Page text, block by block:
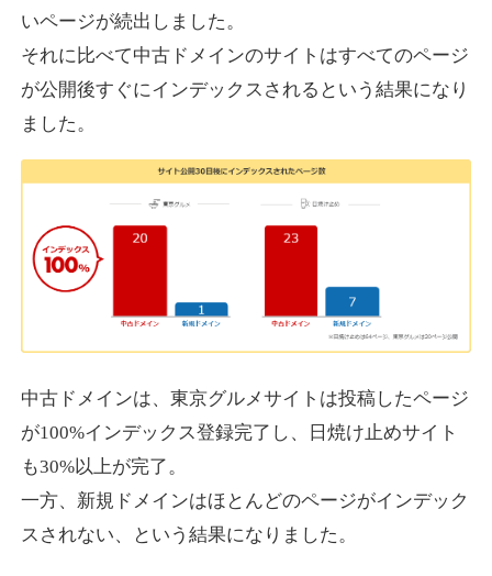
詳細を見る
designcrave.com
ジャンル
DA38
詳細を見る
actagainstaids.com
ジャンルその他
DA38 外部リンク数527 ドメイン年齢26年
10,800円 入札 0件
express-soft.com
いページが続出しました。
それに比べて中古ドメインのサイトはすべてのページ
が公開後すぐにインデックスされるという結果になり
ました。
中古ドメインは、東京グルメサイトは投稿したページ
が100%インデックス登録完了し、日焼け止めサイト
も30%以上が完了。
一方、新規ドメインはほとんどのページがインデック
スされない、という結果になりました。